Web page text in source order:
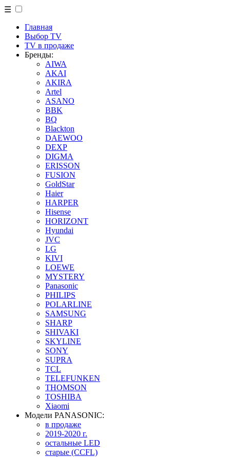
☰
Главная
Выбор TV
TV в продаже
Бренды:
AIWA
AKAI
AKIRA
Artel
ASANO
BBK
BQ
Blackton
DAEWOO
DEXP
DIGMA
ERISSON
FUSION
GoldStar
Haier
HARPER
Hisense
HORIZONT
Hyundai
JVC
LG
KIVI
LOEWE
MYSTERY
Panasonic
PHILIPS
POLARLINE
SAMSUNG
SHARP
SHIVAKI
SKYLINE
SONY
SUPRA
TCL
TELEFUNKEN
THOMSON
TOSHIBA
Xiaomi
Модели PANASONIC:
в продаже
2019-2020 г.
остальные LED
старые (CCFL)